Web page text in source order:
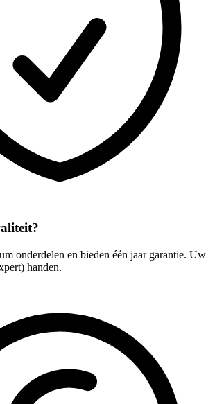
onderdelen en bieden één jaar garantie. Uw
handen.